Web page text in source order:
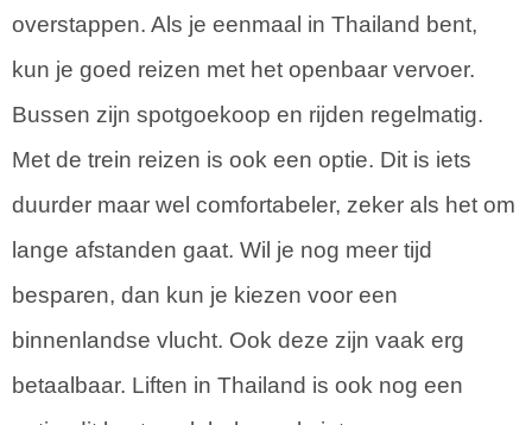
overstappen. Als je eenmaal in Thailand bent,
kun je goed reizen met het openbaar vervoer.
Bussen zijn spotgoekoop en rijden regelmatig.
Met de trein reizen is ook een optie. Dit is iets
duurder maar wel comfortabeler, zeker als het om
lange afstanden gaat. Wil je nog meer tijd
besparen, dan kun je kiezen voor een
binnenlandse vlucht. Ook deze zijn vaak erg
betaalbaar. Liften in Thailand is ook nog een